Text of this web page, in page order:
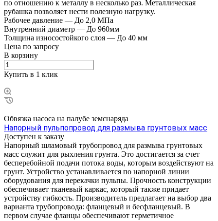
по отношению к металлу в несколько раз. Металлическая
рубашка позволяет нести полезную нагрузку.
Рабочее давление — До 2,0 МПа
Внутренний диаметр — До 960мм
Толщина износостойкого слоя — До 40 мм
Цена по запросу
В корзину
Купить в 1 клик
Обвязка насоса на палубе земснаряда
Напорный пульпопровод для размыва грунтовых масс
Доступен к заказу
Напорный шламовый трубопровод для размыва грунтовых
масс служит для рыхления грунта. Это достигается за счет
бесперебойной подачи потока воды, которым воздействуют на
грунт. Устройство устанавливается по напорной линии
оборудования для перекачки пульпы. Прочность конструкции
обеспечивает тканевый каркас, который также придает
устройству гибкость. Производитель предлагает на выбор два
варианта трубопровода: фланцевый и бесфланцевый. В
первом случае фланцы обеспечивают герметичное